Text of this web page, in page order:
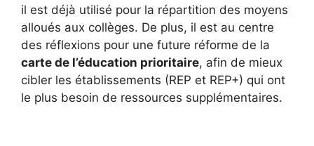
il est déjà utilisé pour la répartition des moyens
alloués aux collèges. De plus, il est au centre
des réflexions pour une future réforme de la
carte de l’éducation prioritaire, afin de mieux
cibler les établissements (REP et REP+) qui ont
le plus besoin de ressources supplémentaires.